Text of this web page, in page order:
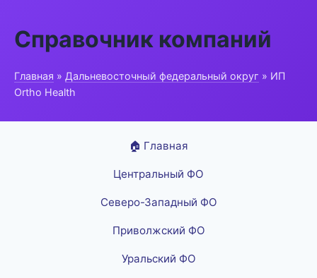
Справочник компаний
Главная » Дальневосточный федеральный округ » ИП
Ortho Health
🏠 Главная
Центральный ФО
Северо-Западный ФО
Приволжский ФО
Уральский ФО